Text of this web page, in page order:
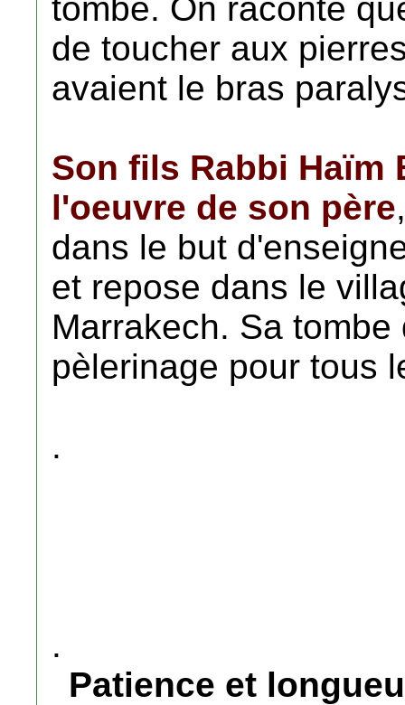
tombe. On raconte
de toucher aux
avaient le bras
Son fils Rabbi Haïm
l'oeuvre de son père
dans le but
et repose dans le
Marrakech. Sa
pèlerinage pour tous
.
.
Patience et